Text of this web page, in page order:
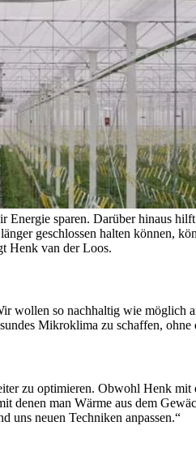
sparen. Darüber hinaus
geschlossen halten können,
Henk van der Loos.
wollen so nachhaltig wie
Mikroklima zu schaffen,
zu optimieren. Obwohl Henk
denen man Wärme aus dem
uns neuen Techniken anpassen.“